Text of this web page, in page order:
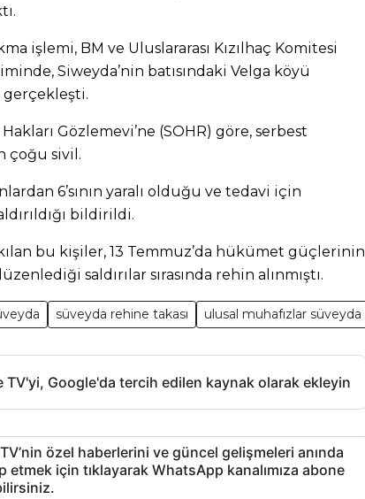
işlemi, BM ve Uluslararası Kızılhaç Komitesi
Siweyda’nin batısındaki Velga köyü
gerçekleşti.
Gözlemevi’ne (SOHR) göre, serbest
çoğu sivil.
6’sının yaralı olduğu ve tedavi için
bildirildi.
bu kişiler, 13 Temmuz’da hükümet güçlerinin
saldırılar sırasında rehin alınmıştı.
süveyda rehine takası ulusal muhafızlar süveyda
TV'yi, Google'da tercih edilen kaynak olarak ekleyin
özel haberlerini ve güncel gelişmeleri anında
etmek için tıklayarak WhatsApp kanalımıza abone